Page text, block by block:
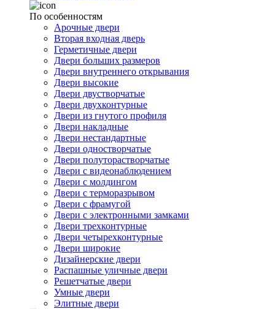
По особенностям
Арочные двери
Вторая входная дверь
Герметичные двери
Двери больших размеров
Двери внутреннего открывания
Двери высокие
Двери двустворчатые
Двери двухконтурные
Двери из гнутого профиля
Двери накладные
Двери нестандартные
Двери одностворчатые
Двери полуторастворчатые
Двери с видеонаблюдением
Двери с молдингом
Двери с терморазрывом
Двери с фрамугой
Двери с электронными замками
Двери трехконтурные
Двери четырехконтурные
Двери широкие
Дизайнерские двери
Распашные уличные двери
Решетчатые двери
Умные двери
Элитные двери